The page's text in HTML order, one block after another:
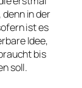
in der
ist es
Idee,
bis
soll.